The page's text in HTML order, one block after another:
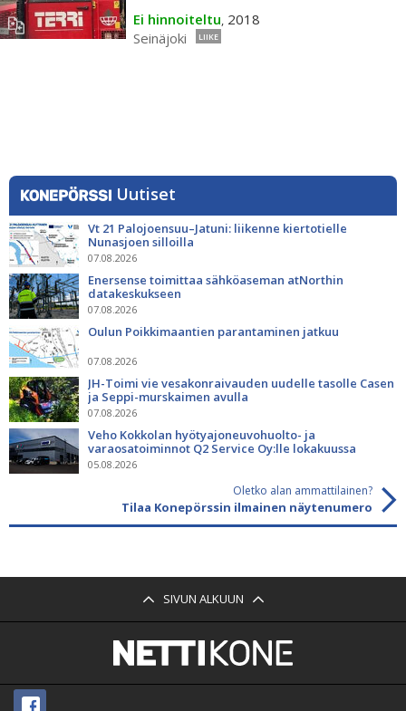
Ei hinnoiteltu, 2018
Seinäjoki
LIIKE
Uutiset
Vt 21 Palojoensuu–Jatuni: liikenne kiertotielle
Nunasjoen silloilla
07.08.2026
Enersense toimittaa sähköaseman atNorthin
datakeskukseen
07.08.2026
Oulun Poikkimaantien parantaminen jatkuu
07.08.2026
JH-Toimi vie vesakonraivauden uudelle tasolle Casen
ja Seppi-murskaimen avulla
07.08.2026
Veho Kokkolan hyötyajoneuvohuolto- ja
varaosatoiminnot Q2 Service Oy:lle lokakuussa
05.08.2026
Oletko alan ammattilainen?
Tilaa Konepörssin ilmainen näytenumero
SIVUN ALKUUN